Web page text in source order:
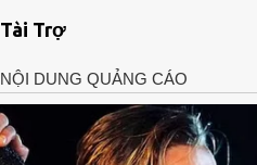
Tài Trợ